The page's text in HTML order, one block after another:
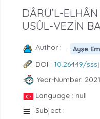
DÂRÜ’L-
USÛL-VEZİN
Author : - Ayşe
DOI : 10.26449/
Year-Number:
Language : null
Subject :